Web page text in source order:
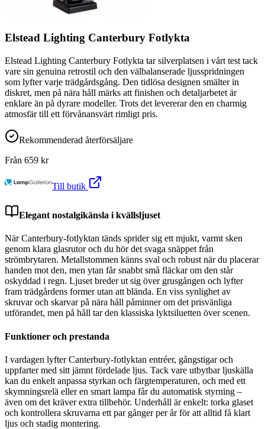
Elstead Lighting Canterbury Fotlykta
Elstead Lighting Canterbury Fotlykta tar silverplatsen i vårt test tack
vare sin genuina retrostil och den välbalanserade ljusspridningen
som lyfter varje trädgårdsgång. Den tidlösa designen smälter in
diskret, men på nära håll märks att finishen och detaljarbetet är
enklare än på dyrare modeller. Trots det levererar den en charmig
atmosfär till ett förvånansvärt rimligt pris.
Rekommenderad återförsäljare
Från 659 kr
Till butik
Elegant nostalgikänsla i kvällsljuset
När Canterbury-fotlyktan tänds sprider sig ett mjukt, varmt sken
genom klara glasrutor och du hör det svaga snäppet från
strömbrytaren. Metallstommen känns sval och robust när du placerar
handen mot den, men ytan får snabbt små fläckar om den står
oskyddad i regn. Ljuset breder ut sig över grusgången och lyfter
fram trädgårdens former utan att blända. En viss synlighet av
skruvar och skarvar på nära håll påminner om det prisvänliga
utförandet, men på håll tar den klassiska lyktsiluetten över scenen.
Funktioner och prestanda
I vardagen lyfter Canterbury-fotlyktan entréer, gångstigar och
uppfarter med sitt jämnt fördelade ljus. Tack vare utbytbar ljuskälla
kan du enkelt anpassa styrkan och färgtemperaturen, och med ett
skymningsrelä eller en smart lampa får du automatisk styrning –
även om det kräver extra tillbehör. Underhåll är enkelt: torka glaset
och kontrollera skruvarna ett par gånger per år för att alltid få klart
ljus och stadig montering.